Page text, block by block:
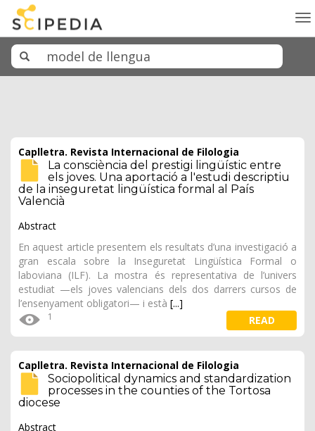
Caplletra. Revista Internacional de Filologia
La consciència del prestigi lingüístic entre
els joves. Una aportació a l'estudi descriptiu
de la inseguretat lingüística formal al País
Valencià
Abstract
En aquest article presentem els resultats d’una investigació a
gran escala sobre la Inseguretat Lingüística Formal o
laboviana (ILF). La mostra és representativa de l’univers
estudiat —els joves valencians dels dos darrers cursos de
l’ensenyament obligatori— i està [...]
1 READ
Caplletra. Revista Internacional de Filologia
Sociopolitical dynamics and standardization
processes in the counties of the Tortosa
diocese
Abstract